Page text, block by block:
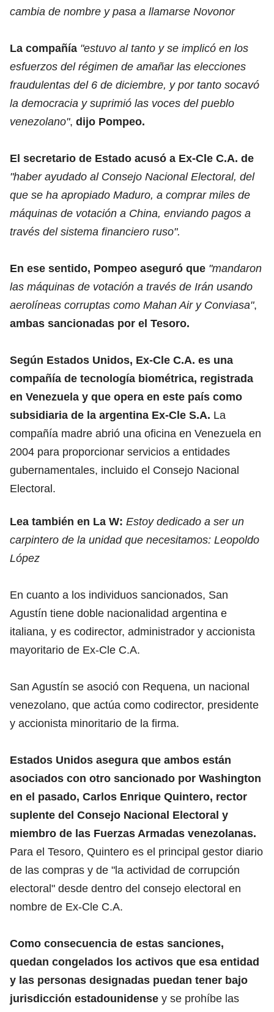
cambia de nombre y pasa a llamarse Novonor
La compañía "estuvo al tanto y se implicó en los
esfuerzos del régimen de amañar las elecciones
fraudulentas del 6 de diciembre, y por tanto socavó
la democracia y suprimió las voces del pueblo
venezolano", dijo Pompeo.
El secretario de Estado acusó a Ex-Cle C.A. de
"haber ayudado al Consejo Nacional Electoral, del
que se ha apropiado Maduro, a comprar miles de
máquinas de votación a China, enviando pagos a
través del sistema financiero ruso".
En ese sentido, Pompeo aseguró que "mandaron
las máquinas de votación a través de Irán usando
aerolíneas corruptas como Mahan Air y Conviasa",
ambas sancionadas por el Tesoro.
Según Estados Unidos, Ex-Cle C.A. es una
compañía de tecnología biométrica, registrada
en Venezuela y que opera en este país como
subsidiaria de la argentina Ex-Cle S.A. La
compañía madre abrió una oficina en Venezuela en
2004 para proporcionar servicios a entidades
gubernamentales, incluido el Consejo Nacional
Electoral.
Lea también en La W: Estoy dedicado a ser un
carpintero de la unidad que necesitamos: Leopoldo
López
En cuanto a los individuos sancionados, San
Agustín tiene doble nacionalidad argentina e
italiana, y es codirector, administrador y accionista
mayoritario de Ex-Cle C.A.
San Agustín se asoció con Requena, un nacional
venezolano, que actúa como codirector, presidente
y accionista minoritario de la firma.
Estados Unidos asegura que ambos están
asociados con otro sancionado por Washington
en el pasado, Carlos Enrique Quintero, rector
suplente del Consejo Nacional Electoral y
miembro de las Fuerzas Armadas venezolanas.
Para el Tesoro, Quintero es el principal gestor diario
de las compras y de "la actividad de corrupción
electoral" desde dentro del consejo electoral en
nombre de Ex-Cle C.A.
Como consecuencia de estas sanciones,
quedan congelados los activos que esa entidad
y las personas designadas puedan tener bajo
jurisdicción estadounidense y se prohíbe las